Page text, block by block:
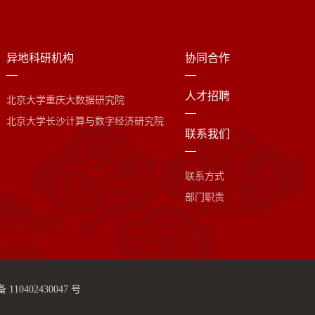
异地科研机构
北京大学重庆大数据研究院
北京大学长沙计算与数字经济研究院
协同合作
人才招聘
联系我们
联系方式
部门职责
110402430047 号